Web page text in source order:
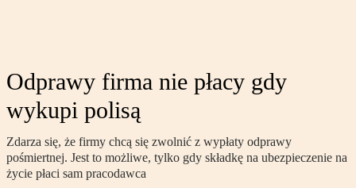
Odprawy firma nie płacy gdy
wykupi polisą
Zdarza się, że firmy chcą się zwolnić z wypłaty odprawy
pośmiertnej. Jest to możliwe, tylko gdy składkę na ubezpieczenie na
życie płaci sam pracodawca